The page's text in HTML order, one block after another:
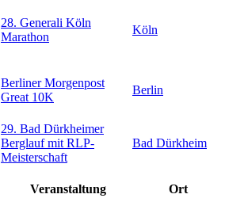
28. Generali Köln
Marathon
Köln
Berliner Morgenpost
Great 10K
Berlin
29. Bad Dürkheimer
Berglauf mit RLP-
Meisterschaft
Bad Dürkheim
Veranstaltung
Ort